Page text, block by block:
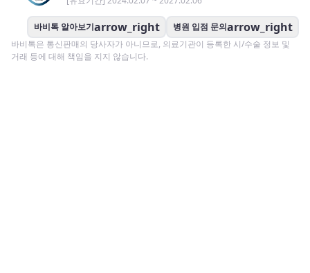
바비톡 알아보기arrow_right 병원 입점 문의arrow_right
바비톡은 통신판매의 당사자가 아니므로, 의료기관이 등록한 시/수술 정보 및
거래 등에 대해 책임을 지지 않습니다.